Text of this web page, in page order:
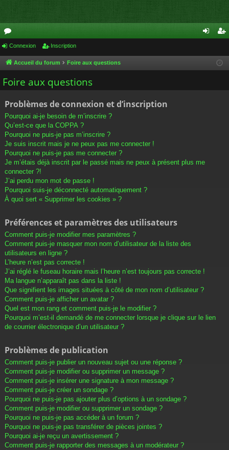
or
u
m
cri
Connexion Inscription
Accueil du forum Foire aux questions
Foire aux questions
Problèmes de connexion et d’inscription
Pourquoi ai-je besoin de m’inscrire ?
Qu’est-ce que la COPPA ?
Pourquoi ne puis-je pas m’inscrire ?
Je suis inscrit mais je ne peux pas me connecter !
Pourquoi ne puis-je pas me connecter ?
Je m’étais déjà inscrit par le passé mais ne peux à présent plus me
connecter ?!
J’ai perdu mon mot de passe !
Pourquoi suis-je déconnecté automatiquement ?
À quoi sert « Supprimer les cookies » ?
Préférences et paramètres des utilisateurs
Comment puis-je modifier mes paramètres ?
Comment puis-je masquer mon nom d’utilisateur de la liste des
utilisateurs en ligne ?
L’heure n’est pas correcte !
J’ai réglé le fuseau horaire mais l’heure n’est toujours pas correcte !
Ma langue n’apparaît pas dans la liste !
Que signifient les images situées à côté de mon nom d’utilisateur ?
Comment puis-je afficher un avatar ?
Quel est mon rang et comment puis-je le modifier ?
Pourquoi m’est-il demandé de me connecter lorsque je clique sur le lien
de courrier électronique d’un utilisateur ?
Problèmes de publication
Comment puis-je publier un nouveau sujet ou une réponse ?
Comment puis-je modifier ou supprimer un message ?
Comment puis-je insérer une signature à mon message ?
Comment puis-je créer un sondage ?
Pourquoi ne puis-je pas ajouter plus d’options à un sondage ?
Comment puis-je modifier ou supprimer un sondage ?
Pourquoi ne puis-je pas accéder à un forum ?
Pourquoi ne puis-je pas transférer de pièces jointes ?
Pourquoi ai-je reçu un avertissement ?
Comment puis-je rapporter des messages à un modérateur ?